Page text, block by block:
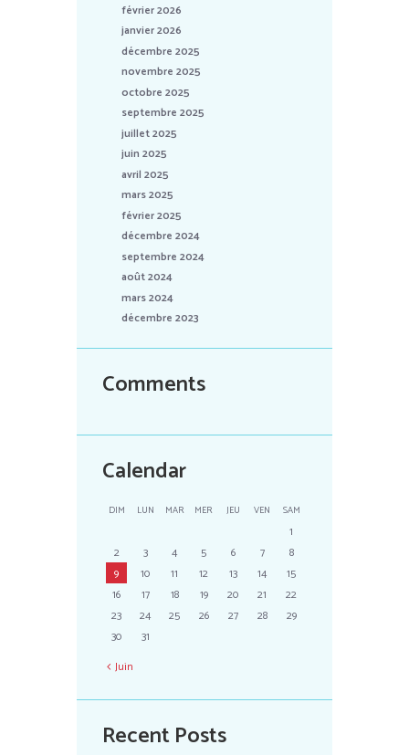
février 2026
janvier 2026
décembre 2025
novembre 2025
octobre 2025
septembre 2025
juillet 2025
juin 2025
avril 2025
mars 2025
février 2025
décembre 2024
septembre 2024
août 2024
mars 2024
décembre 2023
Comments
Calendar
DIM LUN MAR MER JEU VEN SAM
1
2
3 4 5 6 7
8
9
10 11 12 13 14
15
16
17 18 19 20 21
22
23
24 25 26 27 28
29
30
31
Juin
Recent Posts